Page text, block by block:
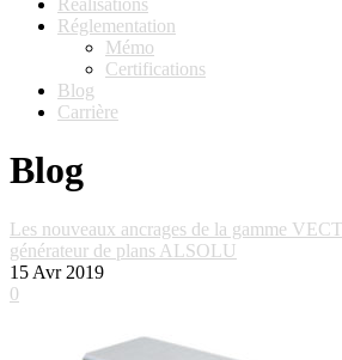
Réglementation
Mémo
Certifications
Blog
Carrière
Blog
Les nouveaux ancrages de la gamme
générateur de plans ALSOLU
15 Avr 2019
0